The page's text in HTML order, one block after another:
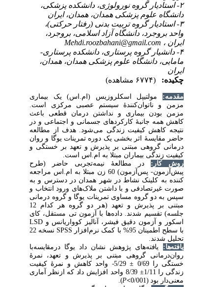
گروه نورولوژی، دانشکده پزشکی،
پزشکی همدان، همدان، ایران
گروه تربیت بدنی (رفتار حرکتی)،
دانشگاه آزاد اسلامی، بروجرد،
گروه پرستاری، دانشکده پرستاری-
دانشگاه علوم پزشکی همدان، همدان،
‌اسکلروزیس (ام.اس) یک بیماری
سیستم عصبی مرکزی است.
بیماری و نداشتن درمان قطعی باعث
جانبۀ کارکردهای جسمانی و اجتماعی و در
کیفیت زندگی می‌شود. هدف از مطالعه
اثر بخشی یک دوره تمرینات یوگا و روان
مبتنی بر پذیرش و تعهد بر خستگی و
بیماران مبتلا به ام.اس است.
در مطالعۀ نیمه‌تجربی حاضر (طرح
پیش‌آزمون- پس‌آزمون) 60 زن مبتلا به ام.اس مراجعه‌
کلینک نشاط در شهر همدان در دسترس و به‌
و با داشتن ملاک‌های ورود انتخاب و
گروه مساوی تمرینات یوگا و گروه ‌درمانی
مبتنی بر پذیرش و تعهد (هر دو گروه هر کدام 12
شدند. داده‌ها با آزمون تی مستقل، کای
دقیق فیشر، آنالیز کوواریانس وLSD
SPSS
نسخه 22
پژوهش نشان داد یوگا درمقایسه‌با
گروهی مبتنی بر پذیرش و تعهد، نمرۀ
5/29- واحد کاهش و نمرۀ کیفیت
8/39 واحد افزایش داد که ازنظر آماری
).